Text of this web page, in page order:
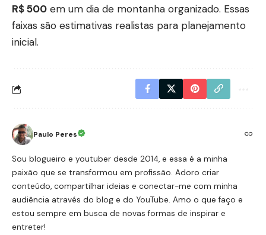
R$ 500 em um dia de montanha organizado. Essas
faixas são estimativas realistas para planejamento
inicial.
Paulo Peres
Sou blogueiro e youtuber desde 2014, e essa é a minha
paixão que se transformou em profissão. Adoro criar
conteúdo, compartilhar ideias e conectar-me com minha
audiência através do blog e do YouTube. Amo o que faço e
estou sempre em busca de novas formas de inspirar e
entreter!